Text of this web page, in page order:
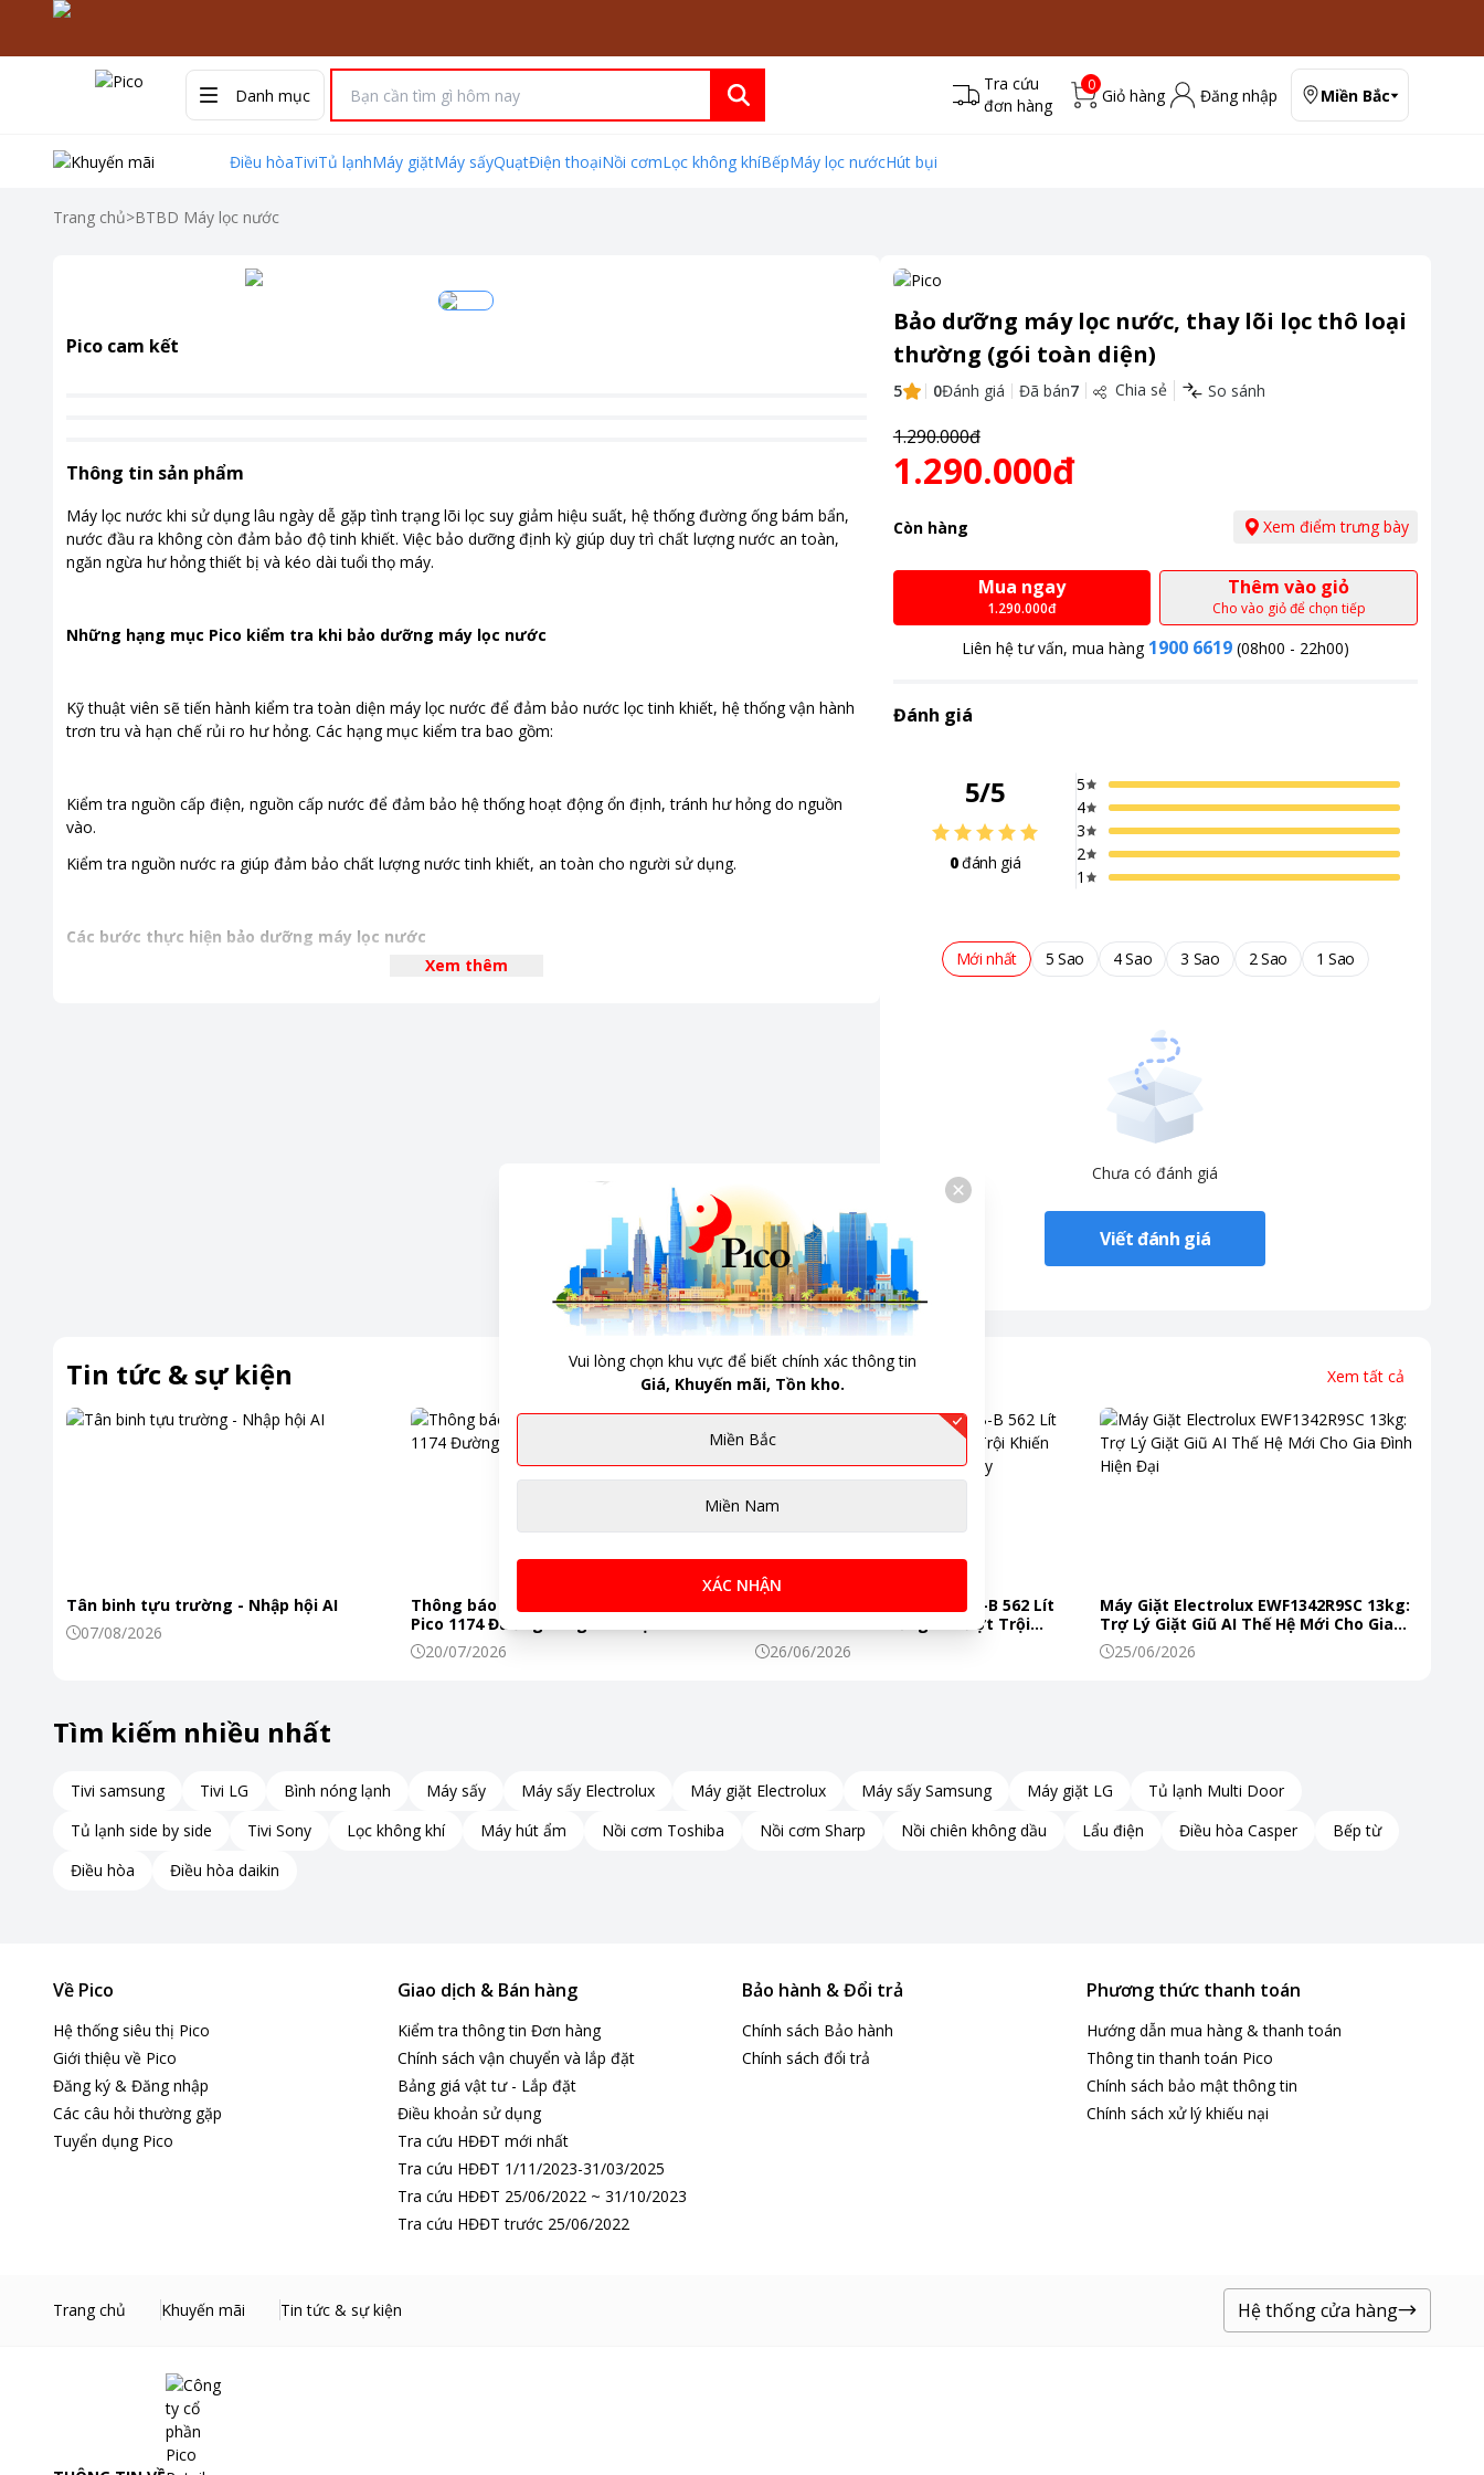
Danh mục
Tra cứu
đơn hàng
0
Giỏ hàng Đăng nhập Miền Bắc
Điều hòaTiviTủ lạnhMáy giặtMáy sấyQuạtĐiện thoạiNồi cơmLọc không khíBếpMáy lọc nướcHút bụi
Trang chủ>BTBD Máy lọc nước
Pico cam kết
Thông tin sản phẩm
Máy lọc nước khi sử dụng lâu ngày dễ gặp tình trạng lõi lọc suy giảm hiệu suất, hệ thống đường ống bám bẩn,
nước đầu ra không còn đảm bảo độ tinh khiết. Việc bảo dưỡng định kỳ giúp duy trì chất lượng nước an toàn,
ngăn ngừa hư hỏng thiết bị và kéo dài tuổi thọ máy.
Những hạng mục Pico kiểm tra khi bảo dưỡng máy lọc nước
Kỹ thuật viên sẽ tiến hành kiểm tra toàn diện máy lọc nước để đảm bảo nước lọc tinh khiết, hệ thống vận hành
trơn tru và hạn chế rủi ro hư hỏng. Các hạng mục kiểm tra bao gồm:
Kiểm tra nguồn cấp điện, nguồn cấp nước để đảm bảo hệ thống hoạt động ổn định, tránh hư hỏng do nguồn
vào.
Kiểm tra nguồn nước ra giúp đảm bảo chất lượng nước tinh khiết, an toàn cho người sử dụng.
Các bước thực hiện bảo dưỡng máy lọc nước
Tháo và vệ sinh cốc lọc, lõi lọc, vệ sinh bên trong và ngoài vỏ máy nhằm loại bỏ cặn bẩn, vi khuẩn, duy trì chất
Kiểm tra dây điện, ổ điện, bình áp, van điện từ, van áp cao, van áp thấp, bơm, dây dẫn nước đầu vào và đầu ra,
xử lý hiện tượng “air” khí để phát hiện sớm sự cố, kéo dài tuổi thọ thiết bị, đảm bảo nguồn nước liên tục và an
Xem thêm
Bảo dưỡng máy lọc nước, thay lõi lọc thô loại
thường (gói toàn diện)
5 0Đánh giá Đã bán7 Chia sẻ So sánh
1.290.000đ
1.290.000đ
Còn hàng Xem điểm trưng bày
Mua ngay
1.290.000đ
Thêm vào giỏ
Cho vào giỏ để chọn tiếp
Liên hệ tư vấn, mua hàng 1900 6619 (08h00 - 22h00)
Đánh giá
5/5
0đánh giá
5
4
3
2
1
Mới nhất 5 Sao 4 Sao 3 Sao 2 Sao 1 Sao
Chưa có đánh giá
Viết đánh giá
Tin tức & sự kiện Xem tất cả
Tân binh tựu trường - Nhập hội AI
07/08/2026
Thông báo đóng cửa hàng Điện máy
Pico 1174 Đường Láng - Hà Nội
20/07/2026
Tủ Lạnh Electrolux EQE5760B-B 562 Lít
Màu Đen: 6 Tính Năng AI Vượt Trội
Khiến Thực Phẩm Tươi Ngon Mỗi Ngày
26/06/2026
Máy Giặt Electrolux EWF1342R9SC 13kg:
Trợ Lý Giặt Giũ AI Thế Hệ Mới Cho Gia
Đình Hiện Đại
25/06/2026
Tìm kiếm nhiều nhất
Tivi samsung Tivi LG Bình nóng lạnh Máy sấy Máy sấy Electrolux Máy giặt Electrolux Máy sấy Samsung Máy giặt LG
Tủ lạnh Multi Door
Tủ lạnh side by side
Tivi Sony Lọc không khí Máy hút ẩm Nồi cơm Toshiba Nồi cơm Sharp Nồi chiên không dầu Lẩu điện Điều hòa Casper
Bếp từ
Điều hòa
Điều hòa daikin
Về Pico
Hệ thống siêu thị Pico
Giới thiệu về Pico
Đăng ký & Đăng nhập
Các câu hỏi thường gặp
Tuyển dụng Pico
Giao dịch & Bán hàng
Kiểm tra thông tin Đơn hàng
Chính sách vận chuyển và lắp đặt
Bảng giá vật tư - Lắp đặt
Điều khoản sử dụng
Tra cứu HĐĐT mới nhất
Tra cứu HĐĐT 1/11/2023-31/03/2025
Tra cứu HĐĐT 25/06/2022 ~ 31/10/2023
Tra cứu HĐĐT trước 25/06/2022
Bảo hành & Đổi trả
Chính sách Bảo hành
Chính sách đổi trả
Phương thức thanh toán
Hướng dẫn mua hàng & thanh toán
Thông tin thanh toán Pico
Chính sách bảo mật thông tin
Chính sách xử lý khiếu nại
Trang chủ Khuyến mãi Tin tức & sự kiện Hệ thống cửa hàng
Vui lòng chọn khu vực để biết chính xác thông tin
Giá, Khuyến mãi, Tồn kho.
Miền Bắc
Miền Nam
XÁC NHẬN